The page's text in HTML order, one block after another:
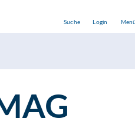
Suche Login